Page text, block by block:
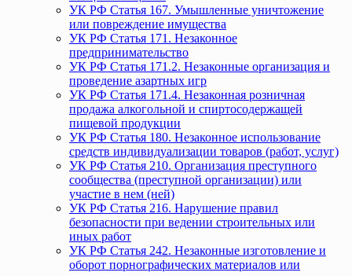
УК РФ Статья 167. Умышленные уничтожение
или повреждение имущества
УК РФ Статья 171. Незаконное
предпринимательство
УК РФ Статья 171.2. Незаконные организация и
проведение азартных игр
УК РФ Статья 171.4. Незаконная розничная
продажа алкогольной и спиртосодержащей
пищевой продукции
УК РФ Статья 180. Незаконное использование
средств индивидуализации товаров (работ, услуг)
УК РФ Статья 210. Организация преступного
сообщества (преступной организации) или
участие в нем (ней)
УК РФ Статья 216. Нарушение правил
безопасности при ведении строительных или
иных работ
УК РФ Статья 242. Незаконные изготовление и
оборот порнографических материалов или